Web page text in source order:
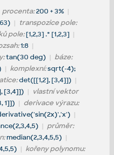
procenta:200 + 3% |
| transpozice pole:
pole:[1,2,3] .* [1,2,3] |
1:8 |
tan(30 deg) | báze:
| komplexní:sqrt(-4);
det([[1,2], [3,4]]) |
[3,4]]) | vlastní vektor
1]]) | derivace výrazu:
|
| průměr:
median(2,3,4,5,5) |
| kořeny polynomu: